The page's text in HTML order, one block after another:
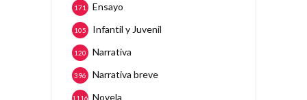
Ensayo
171
Infantil y Juvenil
105
Narrativa
120
Narrativa breve
396
Novela
1116